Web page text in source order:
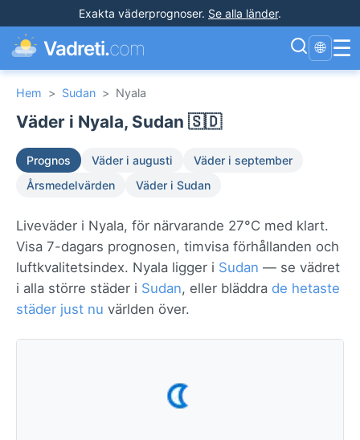
Exakta väderprognoser. Se alla länder.
Vadreti.com 🌐 ☰
Hem > Sudan > Nyala
Väder i Nyala, Sudan 🇸🇩
Prognos Väder i augusti
Väder i september
Årsmedelvärden
Väder i Sudan
Liveväder i Nyala, för närvarande 27°C med klart.
Visa 7-dagars prognosen, timvisa förhållanden och
luftkvalitetsindex. Nyala ligger i Sudan — se vädret
i alla större städer i Sudan, eller bläddra de hetaste
städer just nu världen över.